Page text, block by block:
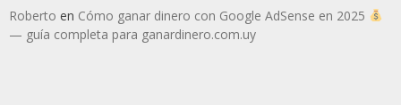
Roberto en Cómo ganar dinero con Google AdSense en 2025
— guía completa para ganardinero.com.uy